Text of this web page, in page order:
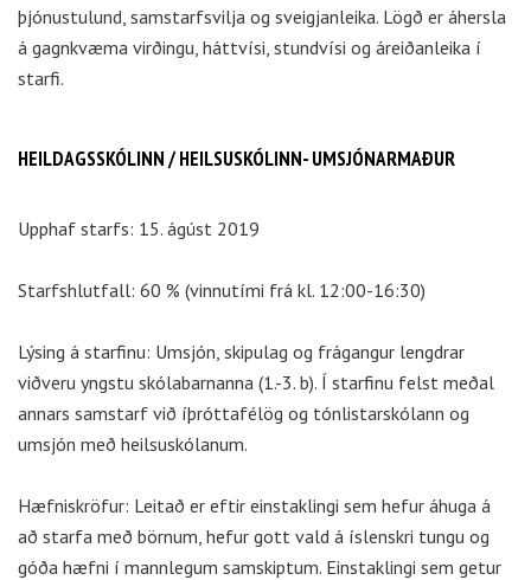
þjónustulund, samstarfsvilja og sveigjanleika. Lögð er áhersla
á gagnkvæma virðingu, háttvísi, stundvísi og áreiðanleika í
starfi.
HEILDAGSSKÓLINN / HEILSUSKÓLINN- UMSJÓNARMAÐUR
Upphaf starfs: 15. ágúst 2019
Starfshlutfall: 60 % (vinnutími frá kl. 12:00-16:30)
Lýsing á starfinu: Umsjón, skipulag og frágangur lengdrar
viðveru yngstu skólabarnanna (1.-3. b). Í starfinu felst meðal
annars samstarf við íþróttafélög og tónlistarskólann og
umsjón með heilsuskólanum.
Hæfniskröfur: Leitað er eftir einstaklingi sem hefur áhuga á
að starfa með börnum, hefur gott vald á íslenskri tungu og
góða hæfni í mannlegum samskiptum. Einstaklingi sem getur